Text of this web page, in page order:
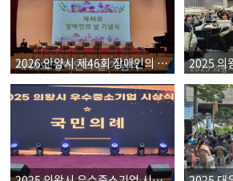
2026 안양시 제46회 장애인의 날 기념식